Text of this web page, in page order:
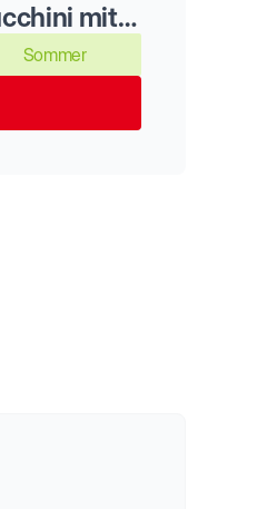
Ofengebackene Reichenauer Zucchini mit Parmesanfüllung
Sommer